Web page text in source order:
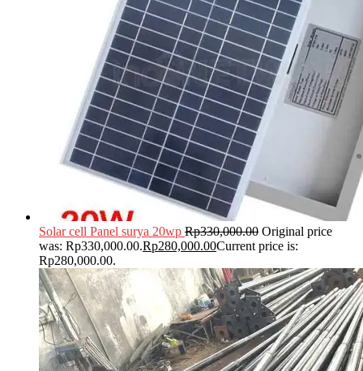
Solar cell Panel surya 20wp Rp330,000.00 Original price
was: Rp330,000.00.Rp280,000.00Current price is:
Rp280,000.00.